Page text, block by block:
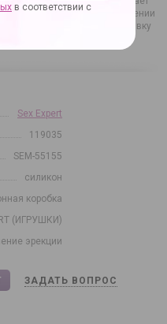
безопасен при соблюдении
за ним несложно. Доставку
сроки.
Sex Expert
119035
SEM-55155
силикон
коробка
(ИГРУШКИ)
эрекции
ЗАДАТЬ ВОПРОС
в соответствии с